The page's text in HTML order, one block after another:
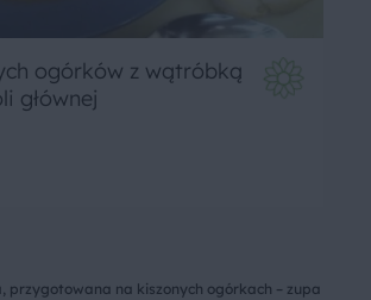
ogórków z wątróbką
głównej
przygotowana na kiszonych ogórkach – zupa